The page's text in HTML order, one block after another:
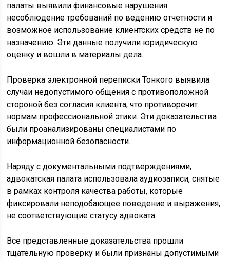
палаты выявили финансовые нарушения:
несоблюдение требований по ведению отчетности и
возможное использование клиентских средств не по
назначению. Эти данные получили юридическую
оценку и вошли в материалы дела.
Проверка электронной переписки Тонкого выявила
случаи недопустимого общения с противоположной
стороной без согласия клиента, что противоречит
нормам профессиональной этики. Эти доказательства
были проанализированы специалистами по
информационной безопасности.
Наряду с документальными подтверждениями,
адвокатская палата использовала аудиозаписи, снятые
в рамках контроля качества работы, которые
фиксировали неподобающее поведение и выражения,
не соответствующие статусу адвоката.
Все представленные доказательства прошли
тщательную проверку и были признаны допустимыми